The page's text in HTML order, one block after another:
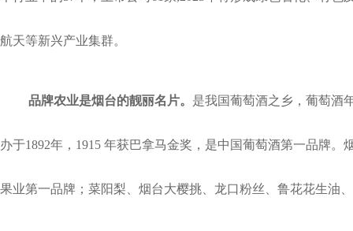
航天等新兴产业集群。
品牌农业是烟台的靓丽名片。 是我国葡萄酒之乡，葡萄酒
办于1892年，1915 年获巴拿马金奖，是中国葡萄酒第一品牌
果业第一品牌； 菜阳梨、烟台大樱挑、龙口粉丝、鲁花花生油